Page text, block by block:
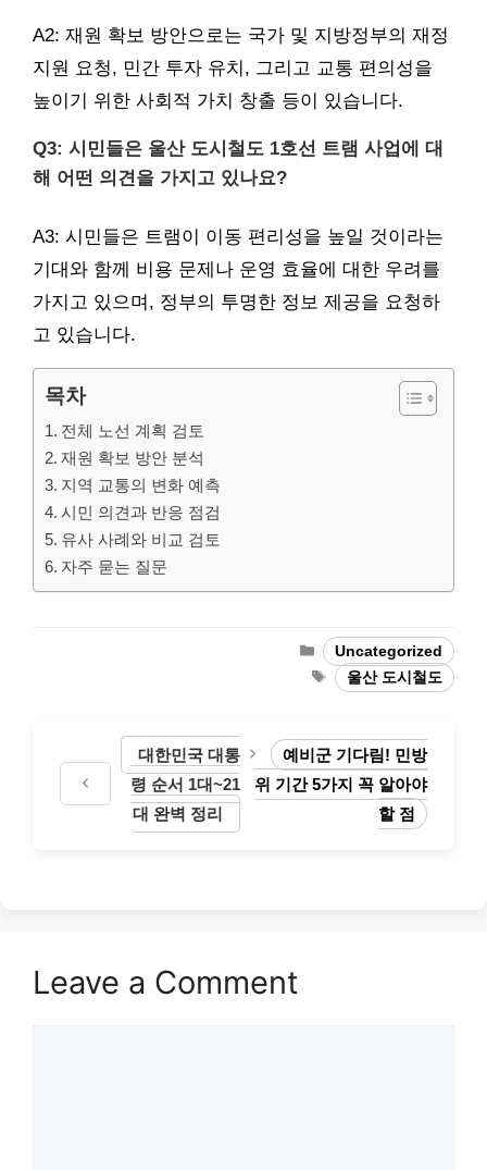
A2: 재원 확보 방안으로는 국가 및 지방정부의 재정
지원 요청, 민간 투자 유치, 그리고 교통 편의성을
높이기 위한 사회적 가치 창출 등이 있습니다.
Q3: 시민들은 울산 도시철도 1호선 트램 사업에 대
해 어떤 의견을 가지고 있나요?
A3: 시민들은 트램이 이동 편리성을 높일 것이라는
기대와 함께 비용 문제나 운영 효율에 대한 우려를
가지고 있으며, 정부의 투명한 정보 제공을 요청하
고 있습니다.
목차
전체 노선 계획 검토
재원 확보 방안 분석
지역 교통의 변화 예측
시민 의견과 반응 점검
유사 사례와 비교 검토
자주 묻는 질문
Categories
Uncategorized
Tags울산 도시철도
대한민국 대통
령 순서 1대~21
대 완벽 정리
예비군 기다림! 민방
위 기간 5가지 꼭 알아야
할 점
Leave a Comment